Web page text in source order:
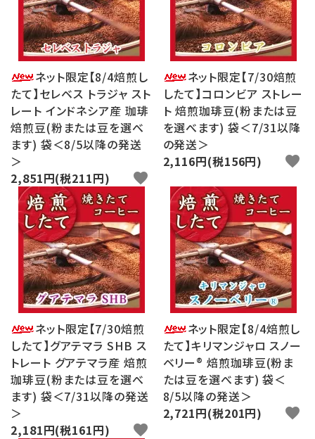
ネット限定【8/4焙煎し
たて】セレベス トラジャ スト
レート インドネシア産 珈琲
焙煎豆(粉または豆を選べ
ます) 袋＜8/5以降の発送
＞
2,851円(税211円)
favorite
ネット限定【7/30焙煎
したて】コロンビア ストレー
ト 焙煎珈琲豆(粉または豆
を選べます) 袋＜7/31以降
の発送＞
2,116円(税156円)
favorite
ネット限定【7/30焙煎
したて】グアテマラ SHB ス
トレート グアテマラ産 焙煎
珈琲豆(粉または豆を選べ
ます) 袋＜7/31以降の発送
＞
2,181円(税161円)
favorite
ネット限定【8/4焙煎し
たて】キリマンジャロ スノー
ベリー® 焙煎珈琲豆(粉ま
たは豆を選べます) 袋＜
8/5以降の発送＞
2,721円(税201円)
favorite